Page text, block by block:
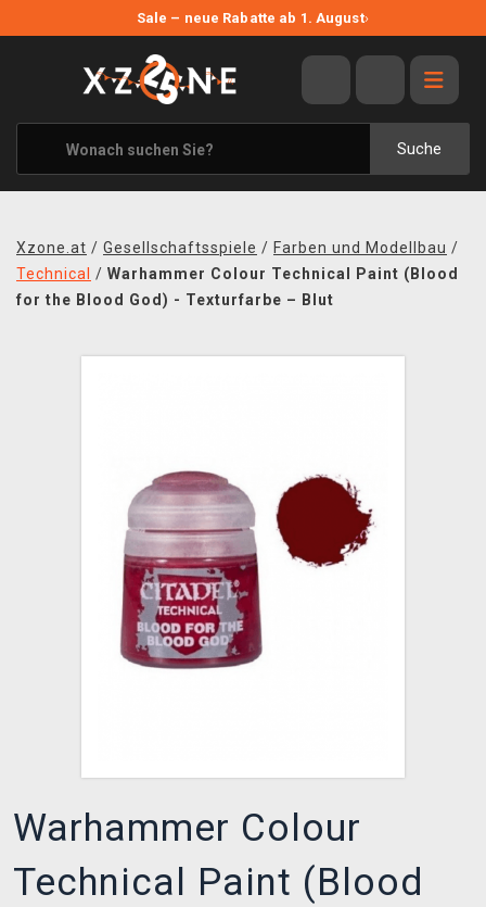
Sale – neue Rabatte ab 1. August›
Suche
ANGEBOTE
ALLE MARKEN
XZONE ORIGINALS
KLEIDUNG & ACCESSOIRES
BÜCHER & COMICS
XZONE CLUB
Xzone.at / Gesellschaftsspiele / Farben und Modellbau /
Technical
/ Warhammer Colour Technical Paint (Blood
for the Blood God) - Texturfarbe – Blut
Warhammer Colour
Technical Paint (Blood